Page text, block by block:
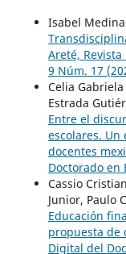
Isabel
Areté,
9 Núm. 17
Celia
Estrada
Entre el
escolares. Un
docentes
Doctorado en
Cassio
Junior, Paulo
Educación
propuesta de
Digital del